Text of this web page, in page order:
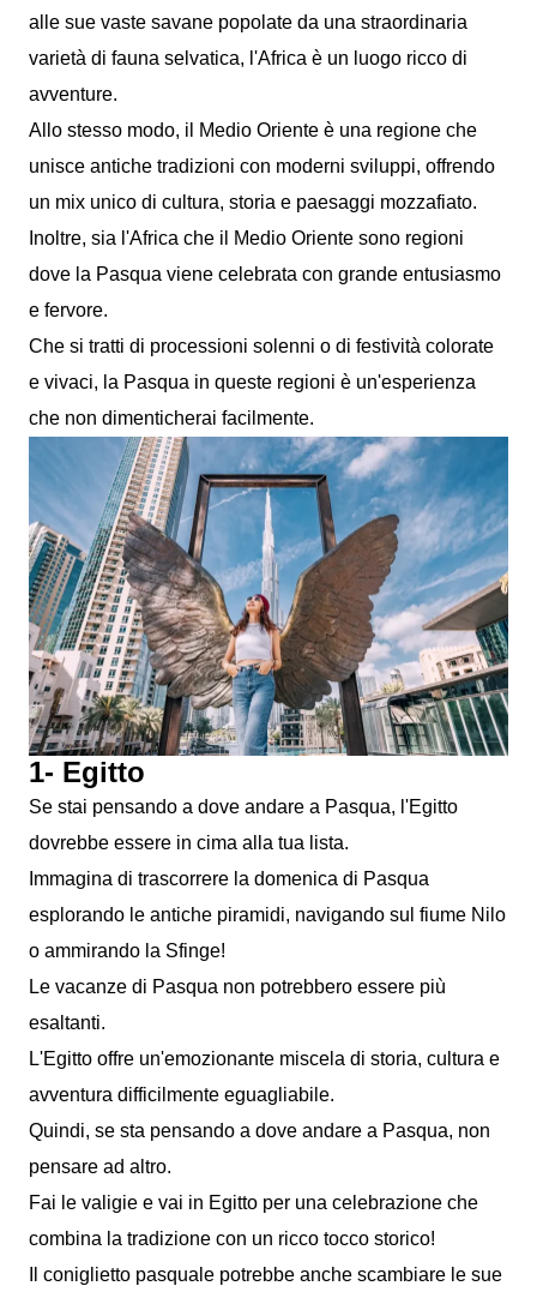
alle sue vaste savane popolate da una straordinaria
varietà di fauna selvatica, l'Africa è un luogo ricco di
avventure.
Allo stesso modo, il Medio Oriente è una regione che
unisce antiche tradizioni con moderni sviluppi, offrendo
un mix unico di cultura, storia e paesaggi mozzafiato.
Inoltre, sia l'Africa che il Medio Oriente sono regioni
dove la Pasqua viene celebrata con grande entusiasmo
e fervore.
Che si tratti di processioni solenni o di festività colorate
e vivaci, la Pasqua in queste regioni è un'esperienza
che non dimenticherai facilmente.
1- Egitto
Se stai pensando a dove andare a Pasqua, l'Egitto
dovrebbe essere in cima alla tua lista.
Immagina di trascorrere la domenica di Pasqua
esplorando le antiche piramidi, navigando sul fiume Nilo
o ammirando la Sfinge!
Le vacanze di Pasqua non potrebbero essere più
esaltanti.
L'Egitto offre un'emozionante miscela di storia, cultura e
avventura difficilmente eguagliabile.
Quindi, se sta pensando a dove andare a Pasqua, non
pensare ad altro.
Fai le valigie e vai in Egitto per una celebrazione che
combina la tradizione con un ricco tocco storico!
Il coniglietto pasquale potrebbe anche scambiare le sue